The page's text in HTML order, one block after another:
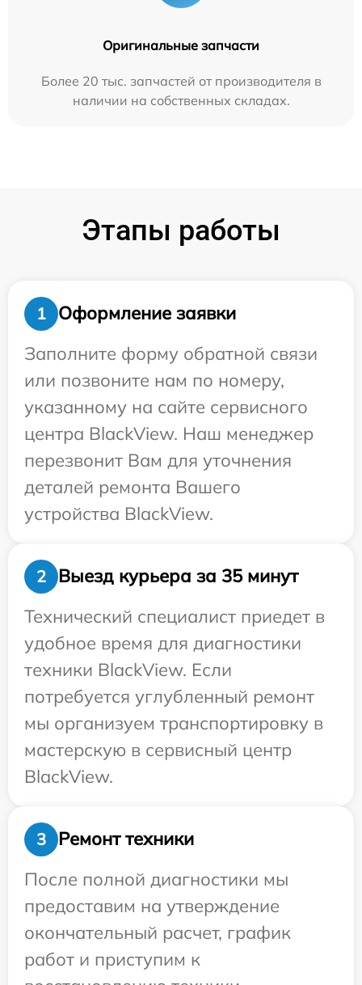
Оригинальные запчасти
Более 20 тыс. запчастей от производителя в
наличии на собственных складах.
Этапы работы
1
Оформление заявки
Заполните форму обратной связи
или позвоните нам по номеру,
указанному на сайте сервисного
центра BlackView. Наш менеджер
перезвонит Вам для уточнения
деталей ремонта Вашего
устройства BlackView.
2
Выезд курьера за 35 минут
Технический специалист приедет в
удобное время для диагностики
техники BlackView. Если
потребуется углубленный ремонт
мы организуем транспортировку в
мастерскую в сервисный центр
BlackView.
3
Ремонт техники
После полной диагностики мы
предоставим на утверждение
окончательный расчет, график
работ и приступим к